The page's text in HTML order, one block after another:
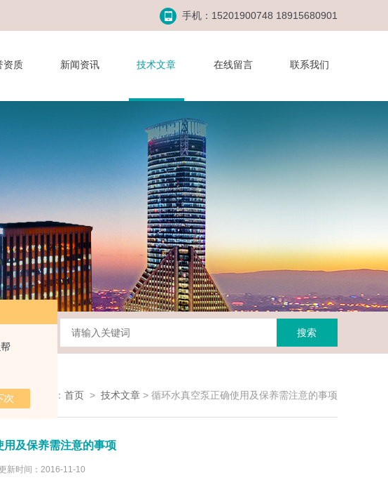
手机：15201900748 18915680901
资质 新闻资讯 技术文章 在线留言 联系我们
现在的位置： 首页 > 技术文章 > 循环水真空泵正确使用及保养需注意的事项
用及保养需注意的事项
新时间：2016-11-10